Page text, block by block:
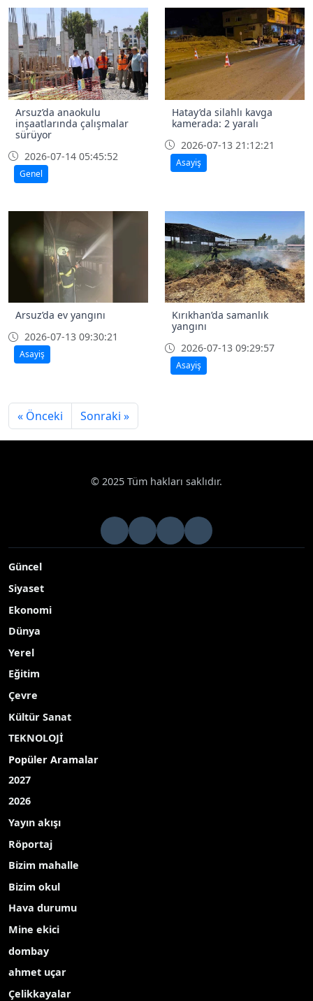
Arsuz’da anaokulu
inşaatlarında çalışmalar
sürüyor
2026-07-14 05:45:52
Genel
Hatay’da silahlı kavga
kamerada: 2 yaralı
2026-07-13 21:12:21
Asayiş
Arsuz’da ev yangını
2026-07-13 09:30:21
Asayiş
Kırıkhan’da samanlık
yangını
2026-07-13 09:29:57
Asayiş
« Önceki Sonraki »
© 2025 Tüm hakları saklıdır.
Güncel
Siyaset
Ekonomi
Dünya
Yerel
Eğitim
Çevre
Kültür Sanat
TEKNOLOJİ
Popüler Aramalar
2027
2026
Yayın akışı
Röportaj
Bizim mahalle
Bizim okul
Hava durumu
Mine ekici
dombay
ahmet uçar
Çelikkayalar